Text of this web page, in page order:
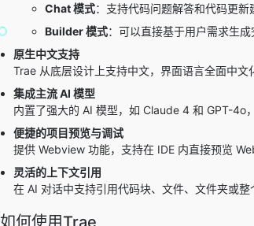
Chat 模式：支持代码问题解答和代码更
Builder 模式：可以直接基于用户需求生
原生中文支持
Trae 从底层设计上支持中文，界面语言全面中文
集成主流 AI 模型
内置了强大的 AI 模型，如 Claude 4 和 GPT-4o
便捷的项目预览与调试
提供 Webview 功能，支持在 IDE 内直接预览
灵活的上下文引用
在 AI 对话中支持引用代码块、文件、文件夹或整